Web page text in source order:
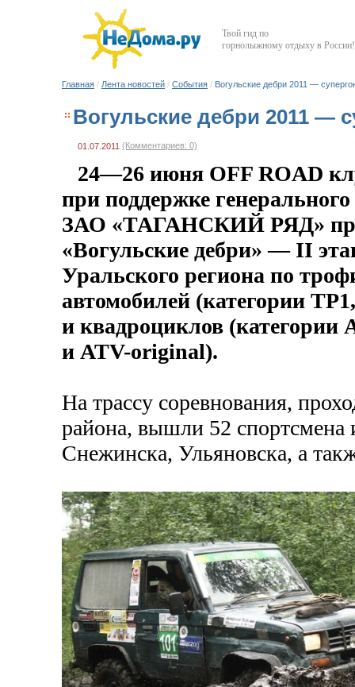
Твой гид по
горнолыжному отдыху в России!
Главная / Лента новостей / События / Вогульские дебри 2011 —
Вогульские дебри 2011 —
01.07.2011 (Комментариев: 0)
24—26 июня OFF ROAD
при поддержке
ЗАО «ТАГАНСКИЙ РЯД»
«Вогульские дебри» — II
Уральского региона по
автомобилей (категории
и квадроциклов (категории
и ATV-original).
На трассу соревнования,
района, вышли 52 спортсмена
Снежинска, Ульяновска, а